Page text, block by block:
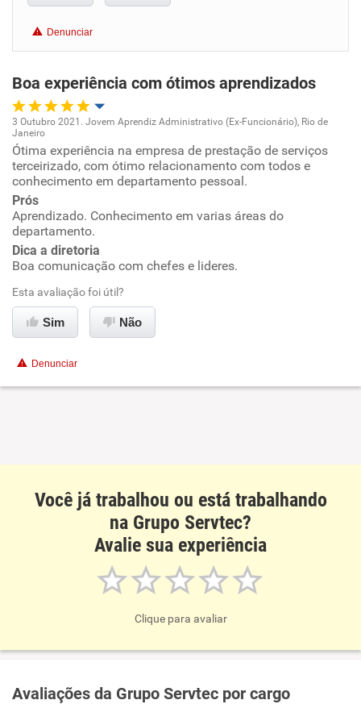
Recomenda esta empresa
Denunciar
Boa experiência com ótimos aprendizados
Oportunidade de promoção
Ambiente de trabalho
Conciliação com a vida familiar
Benefícios
Recomenda esta empresa
Recomenda a diretoria
3 Outubro 2021. Jovem Aprendiz Administrativo (Ex-Funcionário), Rio de
Janeiro
Ótima experiência na empresa de prestação de serviços
terceirizado, com ótimo relacionamento com todos e
conhecimento em departamento pessoal.
Prós
Aprendizado. Conhecimento em varias áreas do
departamento.
Dica a diretoria
Boa comunicação com chefes e lideres.
Esta avaliação foi útil?
Sim Não
Denunciar
Você já trabalhou ou está trabalhando
na Grupo Servtec?
Avalie sua experiência
Clique para avaliar
Avaliações da Grupo Servtec por cargo